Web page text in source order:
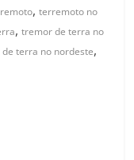
,terremoto no
,tremor de terra no
terra no nordeste,